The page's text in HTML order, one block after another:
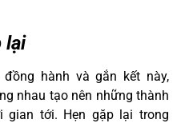
lại
hành và gắn kết này,
nhau tạo nên những thành
gian tới. Hẹn gặp lại trong